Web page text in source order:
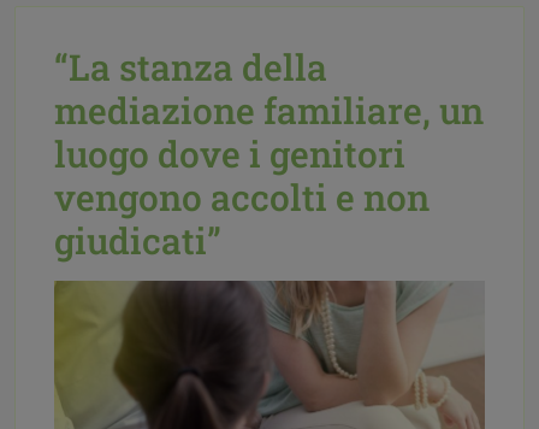
“La stanza della
mediazione familiare, un
luogo dove i genitori
vengono accolti e non
giudicati”